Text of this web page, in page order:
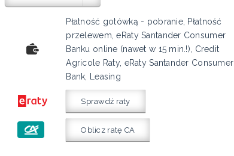
Płatność gotówką - pobranie, Płatność
przelewem, eRaty Santander Consumer
Banku online (nawet w 15 min.!), Credit
Agricole Raty, eRaty Santander Consumer
Bank, Leasing
Sprawdź raty
Oblicz ratę CA